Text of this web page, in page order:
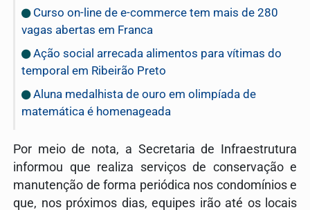
Curso on-line de e-commerce tem mais de 280
vagas abertas em Franca
Ação social arrecada alimentos para vítimas do
temporal em Ribeirão Preto
Aluna medalhista de ouro em olimpíada de
matemática é homenageada
Por meio de nota, a Secretaria de Infraestrutura
informou que realiza serviços de conservação e
manutenção de forma periódica nos condomínios e
que, nos próximos dias, equipes irão até os locais